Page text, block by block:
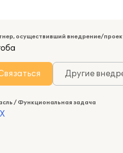
осуществивший внедрение/
Другие
/ Функциональная задача